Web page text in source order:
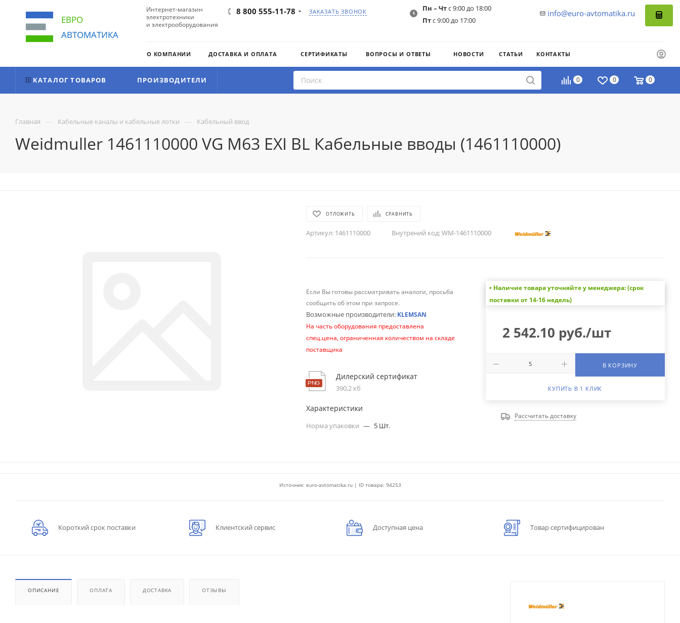
ЕВРО
АВТОМАТИКА
Интернет-магазин
электротехники
и электрооборудования
8 800 555-11-78 ЗАКАЗАТЬ ЗВОНОК info@euro-avtomatika.ru
Пн – Чтс 9:00 до 18:00
Птс 9:00 до 17:00
О КОМПАНИИ ДОСТАВКА И ОПЛАТА СЕРТИФИКАТЫ ВОПРОСЫ И ОТВЕТЫ НОВОСТИ СТАТЬИ КОНТАКТЫ
0 0 0
КАТАЛОГ ТОВАРОВ ПРОИЗВОДИТЕЛИ
Главная — Кабельные каналы и кабельные лотки — Кабельный ввод
Weidmuller 1461110000 VG M63 EXI BL Кабельные вводы (1461110000)
ОТЛОЖИТЬ СРАВНИТЬ
Артикул: 1461110000 Внутрений код:WM-1461110000
Если Вы готовы рассматривать аналоги, просьба
сообщить об этом при запросе.
Возможные производители: KLEMSAN
На часть оборудования предоставлена
спец.цена, ограниченная количеством на складе
поставщика
Дилерский сертификат
390,2 кб
Характеристики
Норма упаковки — 5 Шт.
• Наличие товара уточняйте у менеджера: (срок
поставки от 14-16 недель)
2 542.10 руб./шт
В КОРЗИНУ
КУПИТЬ В 1 КЛИК
Рассчитать доставку
Источник: euro-avtomatika.ru | ID товара: 94253
Короткий срок поставки Клиентский сервис Доступная цена Товар сертифицирован
ОПИСАНИЕ ОПЛАТА ДОСТАВКА ОТЗЫВЫ